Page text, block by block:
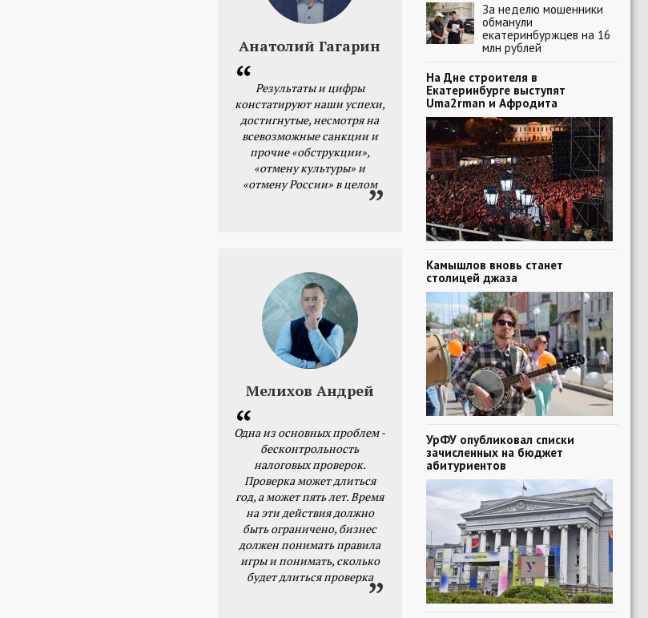
Анатолий Гагарин
Результаты и цифры
констатируют наши успехи,
достигнутые, несмотря на
всевозможные санкции и
прочие «обструкции»,
«отмену культуры» и
«отмену России» в целом
Мелихов Андрей
Одна из основных проблем -
бесконтрольность
налоговых проверок.
Проверка может длиться
год, а может пять лет. Время
на эти действия должно
быть ограничено, бизнес
должен понимать правила
игры и понимать, сколько
будет длиться проверка
За неделю мошенники
обманули
екатеринбуржцев на 16
млн рублей
На Дне строителя в
Екатеринбурге выступят
Uma2rman и Афродита
Камышлов вновь станет
столицей джаза
УрФУ опубликовал списки
зачисленных на бюджет
абитуриентов